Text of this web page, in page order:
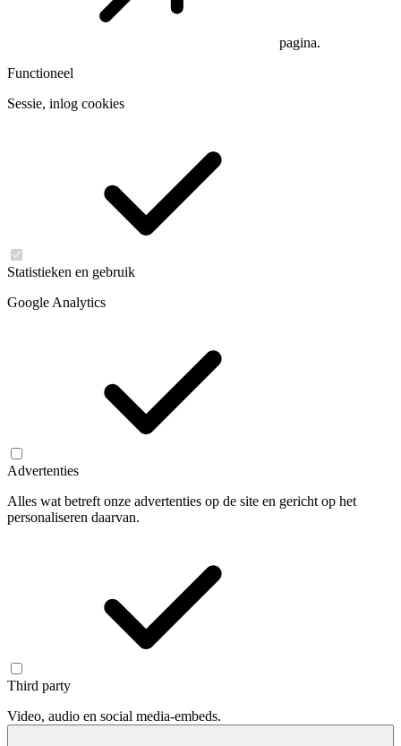
pagina.
Functioneel
Sessie, inlog cookies
Statistieken en gebruik
Google Analytics
Advertenties
Alles wat betreft onze advertenties op de site en gericht op het
personaliseren daarvan.
Third party
Video, audio en social media-embeds.